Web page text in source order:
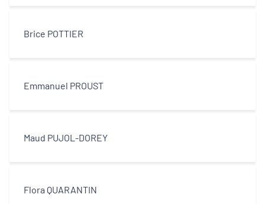
Brice POTTIER
Emmanuel PROUST
Maud PUJOL-DOREY
Flora QUARANTIN